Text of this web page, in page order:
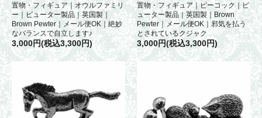
置物・フィギュア｜オウルファミリ
ー｜ピューター製品｜英国製｜
Brown Pewter｜メール便OK｜絶妙
なバランスで自立します♪
3,000円(税込3,300円)
置物・フィギュア｜ピーコック｜ピ
ューター製品｜英国製｜Brown
Pewter｜メール便OK｜邪気を払う
とされているクジャク
3,000円(税込3,300円)